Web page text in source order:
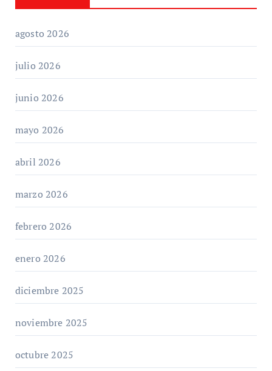
agosto 2026
julio 2026
junio 2026
mayo 2026
abril 2026
marzo 2026
febrero 2026
enero 2026
diciembre 2025
noviembre 2025
octubre 2025